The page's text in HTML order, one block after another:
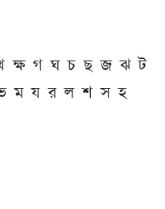
ক্ষ গ ঘ চ ছ জ ঝ ট
ম য র ল শ স হ